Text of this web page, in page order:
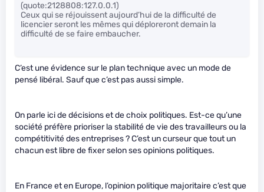
(quote:2128808:127.0.0.1)
Ceux qui se réjouissent aujourd’hui de la difficulté de
licencier seront les mêmes qui déploreront demain la
difficulté de se faire embaucher.
C’est une évidence sur le plan technique avec un mode de
pensé libéral. Sauf que c’est pas aussi simple.
On parle ici de décisions et de choix politiques. Est-ce qu’une
société préfère prioriser la stabilité de vie des travailleurs ou la
compétitivité des entreprises ? C’est un curseur que tout un
chacun est libre de fixer selon ses opinions politiques.
En France et en Europe, l’opinion politique majoritaire c’est que